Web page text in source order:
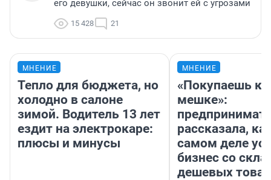
его девушки, сейчас он звонит ей с угрозами
15 428 21
МНЕНИЕ
Тепло для бюджета, но
холодно в салоне
зимой. Водитель 13 лет
ездит на электрокаре:
плюсы и минусы
МНЕНИЕ
«Покупаешь
мешке»:
рассказала,
самом деле
бизнес со
дешевых